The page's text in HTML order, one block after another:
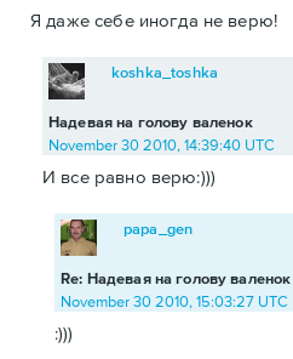
Я даже себе иногда не верю!
Надевая на голову валенок
koshka_toshka
November 30 2010, 14:39:40 UTC
И все равно верю:)))
Re: Надевая на голову валенок
papa_gen
November 30 2010, 15:03:27 UTC
:)))